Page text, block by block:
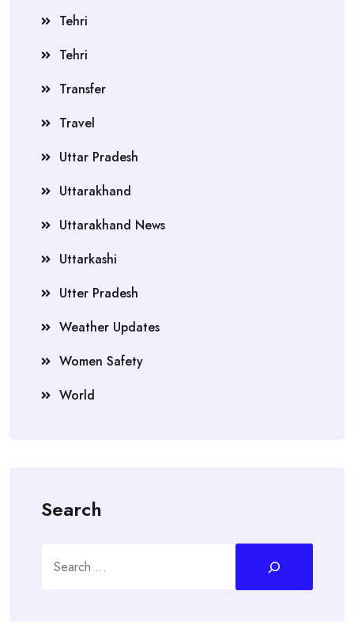
Tehri
Tehri
Transfer
Travel
Uttar Pradesh
Uttarakhand
Uttarakhand News
Uttarkashi
Utter Pradesh
Weather Updates
Women Safety
World
Search